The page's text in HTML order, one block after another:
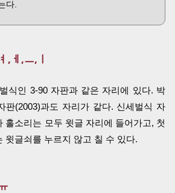
다.
,ㅔ,ㅡ,ㅣ
식인 3-90 자판과 같은 자리에 있다. 박
판(2003)과도 자리가 같다. 신세벌식 자
홀소리는 모두 윗글 자리에 들어가고, 첫
윗글쇠를 누르지 않고 칠 수 있다.